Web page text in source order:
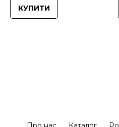
КУПИТИ